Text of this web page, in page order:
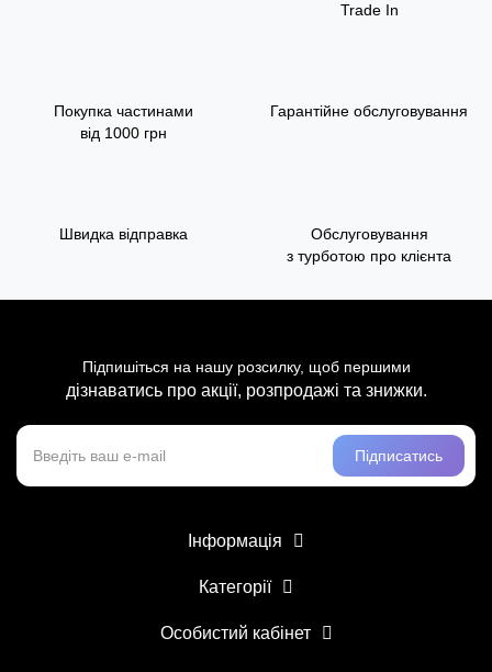
Trade In
Покупка частинами
від 1000 грн
Гарантійне обслуговування
Швидка відправка
Обслуговування
з турботою про клієнта
Підпишіться на нашу розсилку, щоб першими
дізнаватись про акції, розпродажі та знижки.
Підписатись
Інформація
Категорії
Особистий кабінет